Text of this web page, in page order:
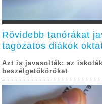
Rövidebb tanórákat
tagozatos diákok
Azt is javasolták: az
beszélgetőköröket